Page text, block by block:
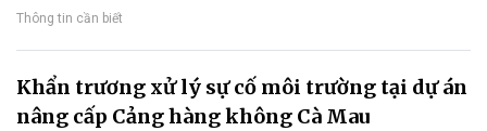
Thông tin cần biết
Khẩn trương xử lý sự cố môi trường tại dự án
nâng cấp Cảng hàng không Cà Mau